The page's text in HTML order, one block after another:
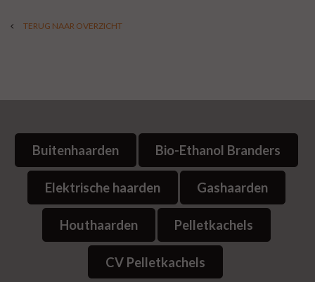
TERUG NAAR OVERZICHT
Buitenhaarden Bio-Ethanol Branders
Elektrische haarden Gashaarden
Houthaarden Pelletkachels
CV Pelletkachels